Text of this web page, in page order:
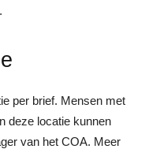
per brief. Mensen met
deze locatie kunnen
van het COA. Meer